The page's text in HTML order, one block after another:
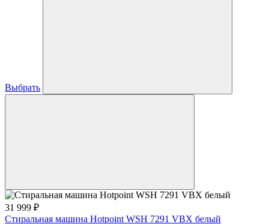
Выбрать
31 999 ₽
Стиральная машина Hotpoint WSH 7291 VBX белый